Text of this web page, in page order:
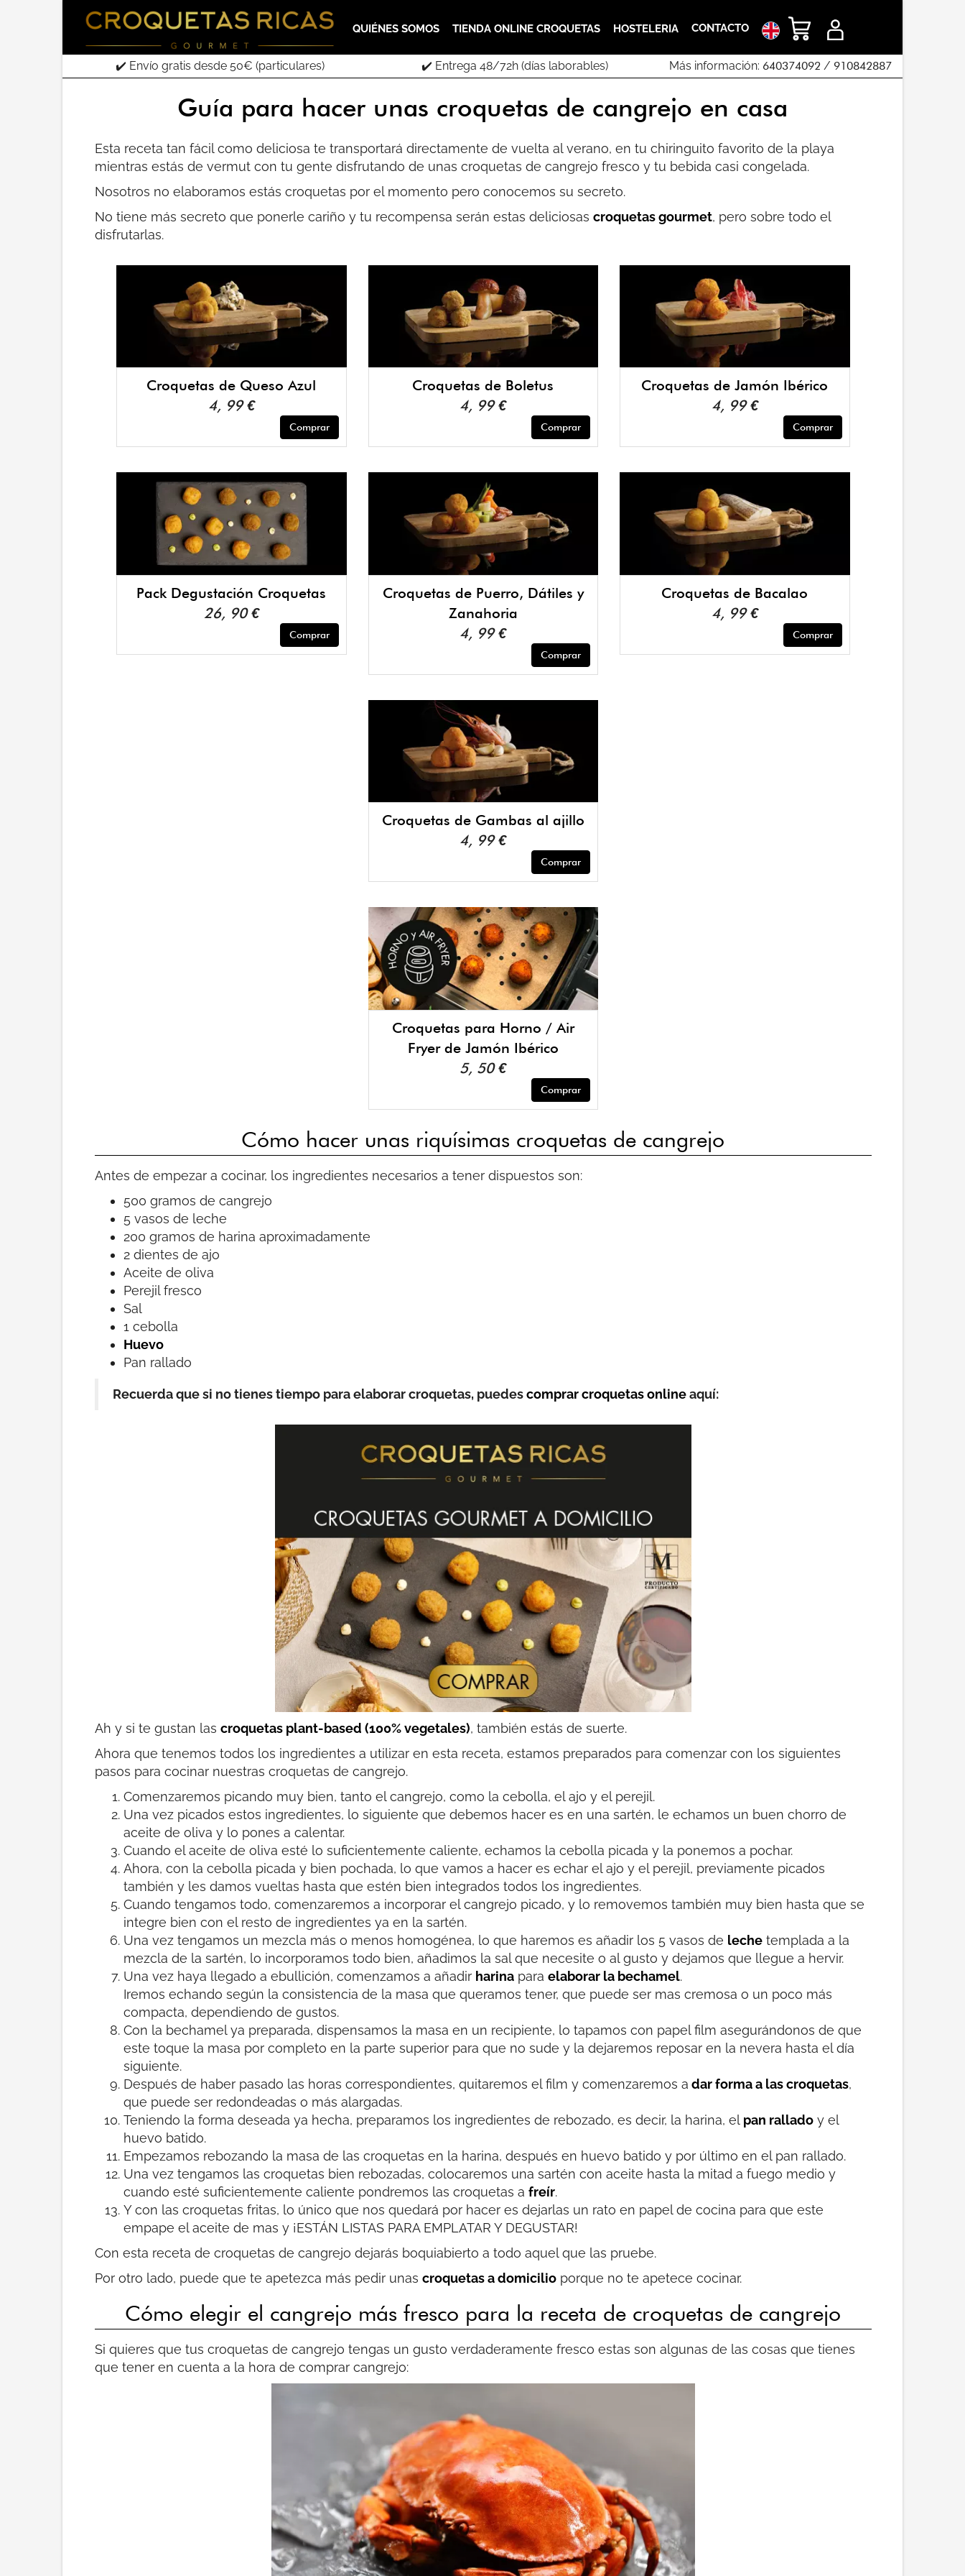
QUIÉNES SOMOS TIENDA ONLINE CROQUETAS HOSTELERIA CONTACTO
✔️ Envío gratis desde 50€ (particulares) ✔️ Entrega 48/72h (días laborables) Más información: 640374092 / 910842887
Guía para hacer unas croquetas de cangrejo en casa
Esta receta tan fácil como deliciosa te transportará directamente de vuelta al verano, en tu chiringuito favorito de la playa
mientras estás de vermut con tu gente disfrutando de unas croquetas de cangrejo fresco y tu bebida casi congelada.
Nosotros no elaboramos estás croquetas por el momento pero conocemos su secreto.
No tiene más secreto que ponerle cariño y tu recompensa serán estas deliciosas croquetas gourmet, pero sobre todo el
disfrutarlas.
Croquetas de Queso Azul
4, 99 €
Comprar
Croquetas de Boletus
4, 99 €
Comprar
Croquetas de Jamón Ibérico
4, 99 €
Comprar
Pack Degustación Croquetas
26, 90 €
Comprar
Croquetas de Puerro, Dátiles y
Zanahoria
4, 99 €
Comprar
Croquetas de Bacalao
4, 99 €
Comprar
Croquetas de Gambas al ajillo
4, 99 €
Comprar
Croquetas para Horno / Air
Fryer de Jamón Ibérico
5, 50 €
Comprar
Cómo hacer unas riquísimas croquetas de cangrejo
Antes de empezar a cocinar, los ingredientes necesarios a tener dispuestos son:
500 gramos de cangrejo
5 vasos de leche
200 gramos de harina aproximadamente
2 dientes de ajo
Aceite de oliva
Perejil fresco
Sal
1 cebolla
Huevo
Pan rallado
Recuerda que si no tienes tiempo para elaborar croquetas, puedes comprar croquetas online aquí:
Ah y si te gustan las croquetas plant-based (100% vegetales), también estás de suerte.
Ahora que tenemos todos los ingredientes a utilizar en esta receta, estamos preparados para comenzar con los siguientes
pasos para cocinar nuestras croquetas de cangrejo.
Comenzaremos picando muy bien, tanto el cangrejo, como la cebolla, el ajo y el perejil.
Una vez picados estos ingredientes, lo siguiente que debemos hacer es en una sartén, le echamos un buen chorro de
aceite de oliva y lo pones a calentar.
Cuando el aceite de oliva esté lo suficientemente caliente, echamos la cebolla picada y la ponemos a pochar.
Ahora, con la cebolla picada y bien pochada, lo que vamos a hacer es echar el ajo y el perejil, previamente picados
también y les damos vueltas hasta que estén bien integrados todos los ingredientes.
Cuando tengamos todo, comenzaremos a incorporar el cangrejo picado, y lo removemos también muy bien hasta que se
integre bien con el resto de ingredientes ya en la sartén.
Una vez tengamos un mezcla más o menos homogénea, lo que haremos es añadir los 5 vasos de leche templada a la
mezcla de la sartén, lo incorporamos todo bien, añadimos la sal que necesite o al gusto y dejamos que llegue a hervir.
Una vez haya llegado a ebullición, comenzamos a añadir harina para elaborar la bechamel.
Iremos echando según la consistencia de la masa que queramos tener, que puede ser mas cremosa o un poco más
compacta, dependiendo de gustos.
Con la bechamel ya preparada, dispensamos la masa en un recipiente, lo tapamos con papel film asegurándonos de que
este toque la masa por completo en la parte superior para que no sude y la dejaremos reposar en la nevera hasta el día
siguiente.
Después de haber pasado las horas correspondientes, quitaremos el film y comenzaremos a dar forma a las croquetas,
que puede ser redondeadas o más alargadas.
Teniendo la forma deseada ya hecha, preparamos los ingredientes de rebozado, es decir, la harina, el pan rallado y el
huevo batido.
Empezamos rebozando la masa de las croquetas en la harina, después en huevo batido y por último en el pan rallado.
Una vez tengamos las croquetas bien rebozadas, colocaremos una sartén con aceite hasta la mitad a fuego medio y
cuando esté suficientemente caliente pondremos las croquetas a freír.
Y con las croquetas fritas, lo único que nos quedará por hacer es dejarlas un rato en papel de cocina para que este
empape el aceite de mas y ¡ESTÁN LISTAS PARA EMPLATAR Y DEGUSTAR!
Con esta receta de croquetas de cangrejo dejarás boquiabierto a todo aquel que las pruebe.
Por otro lado, puede que te apetezca más pedir unas croquetas a domicilio porque no te apetece cocinar.
Cómo elegir el cangrejo más fresco para la receta de croquetas de cangrejo
Si quieres que tus croquetas de cangrejo tengas un gusto verdaderamente fresco estas son algunas de las cosas que tienes
que tener en cuenta a la hora de comprar cangrejo: